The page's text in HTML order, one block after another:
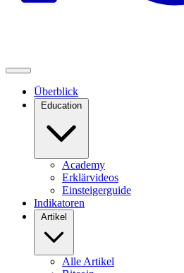
Überblick
Education
Academy
Erklärvideos
Einsteigerguide
Indikatoren
Artikel
Alle Artikel